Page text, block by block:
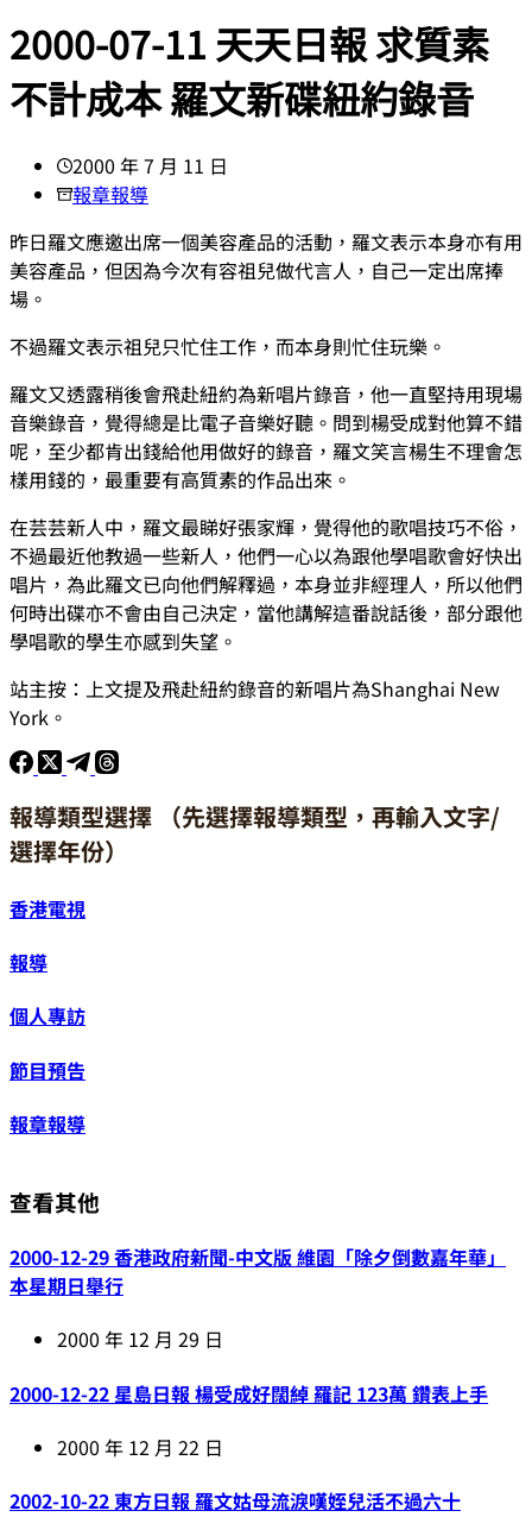
2000-07-11 天天日報 求質素
不計成本 羅文新碟紐約錄音
2000 年 7 月 11 日
報章報導
昨日羅文應邀出席一個美容產品的活動，羅文表示本身亦有用
美容產品，但因為今次有容祖兒做代言人，自己一定出席捧
場。
不過羅文表示祖兒只忙住工作，而本身則忙住玩樂。
羅文又透露稍後會飛赴紐約為新唱片錄音，他一直堅持用現場
音樂錄音，覺得總是比電子音樂好聽。問到楊受成對他算不錯
呢，至少都肯出錢給他用做好的錄音，羅文笑言楊生不理會怎
樣用錢的，最重要有高質素的作品出來。
在芸芸新人中，羅文最睇好張家輝，覺得他的歌唱技巧不俗，
不過最近他教過一些新人，他們一心以為跟他學唱歌會好快出
唱片，為此羅文已向他們解釋過，本身並非經理人，所以他們
何時出碟亦不會由自己決定，當他講解這番說話後，部分跟他
學唱歌的學生亦感到失望。
站主按：上文提及飛赴紐約錄音的新唱片為Shanghai New
York。
報導類型選擇 （先選擇報導類型，再輸入文字/
選擇年份）
香港電視
報導
個人專訪
節目預告
報章報導
查看其他
2000-12-29 香港政府新聞-中文版 維園「除夕倒數嘉年華」
本星期日舉行
2000 年 12 月 29 日
2000-12-22 星島日報 楊受成好闊綽 羅記 123萬 鑽表上手
2000 年 12 月 22 日
2002-10-22 東方日報 羅文姑母流淚嘆姪兒活不過六十